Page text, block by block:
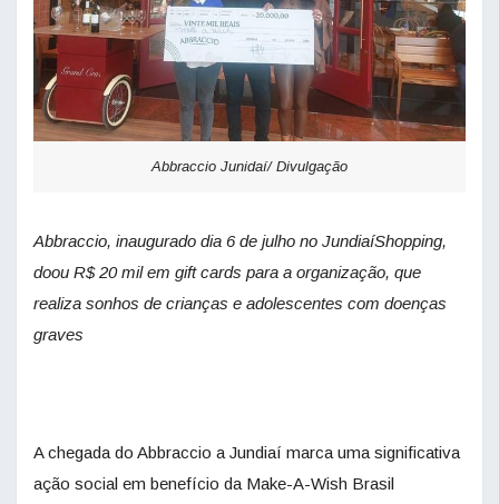
Abbraccio Junidaí/ Divulgação
Abbraccio, inaugurado dia 6 de julho no JundiaíShopping,
doou R$ 20 mil em gift cards para a organização, que
realiza sonhos de crianças e adolescentes com doenças
graves
A chegada do Abbraccio a Jundiaí marca uma significativa
ação social em benefício da Make-A-Wish Brasil